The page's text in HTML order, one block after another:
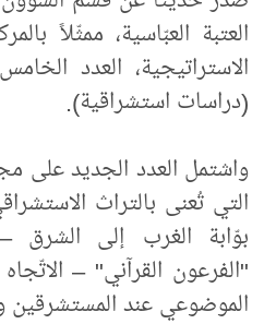
العتبة العبّاسية، ممثّلاً
الاستراتيجية، العدد
(دراسات استشراقية).
واشتمل العدد الجديد على
التي تُعنى بالتراث
بوّابة الغرب إلى الشرق
"الفرعون القرآني" –
الموضوعي عند المستشرقين